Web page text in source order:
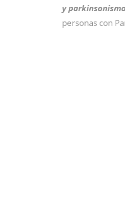
y
personas con